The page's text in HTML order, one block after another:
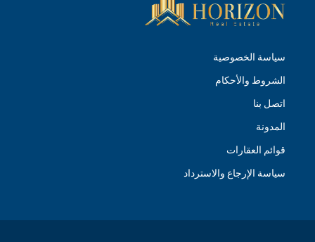
سياسة الخصوصية
الشروط والأحكام
اتصل بنا
المدونة
قوائم العقارات
سياسة الإرجاع والاسترداد